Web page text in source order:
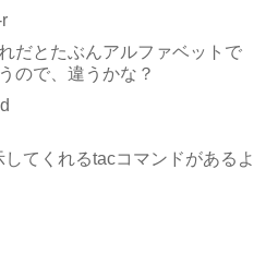
だとたぶんアルファベットで
ので、違うかな？
てくれるtacコマンドがあるよ